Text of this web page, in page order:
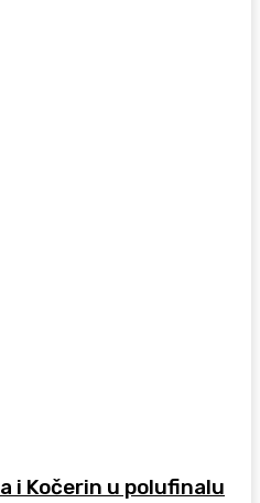
i Kočerin u polufinalu